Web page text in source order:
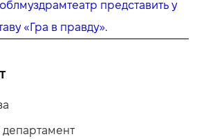
представить у
«Гра в правду».